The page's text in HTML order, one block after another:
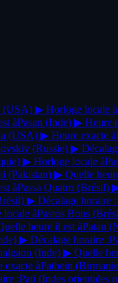
(USA) ▶ Horloge locale à
àPasan (Inde) ▶ Heure
(USA) ▶ Heure exacte à
(Russie) ▶
▶ Horloge locale à
(Pakistan) ▶ Quelle
àPassa Quatro (Brésil)
▶ Décalage horaire :
locale àPastos Bons
heure il est àPatan
▶ Décalage horaire :
(Inde) ▶ Quelle
exacte àPathein
:Pati (Indes orientales